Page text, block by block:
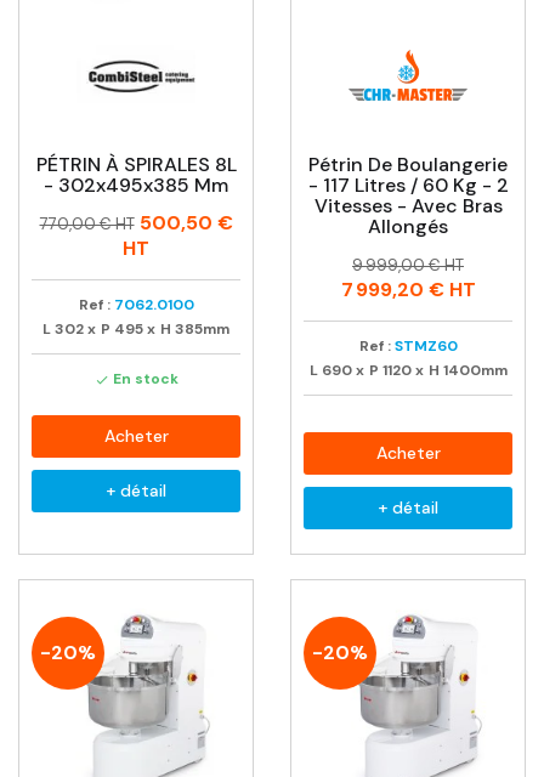
PÉTRIN À SPIRALES 8L
- 302x495x385 Mm
Prix
Prix
770,00 € HT 500,50 €
HT
Ref : 7062.0100
L302x P 495x H 385mm
 En stock
Acheter
+ détail
Pétrin De Boulangerie
- 117 Litres / 60 Kg - 2
Vitesses - Avec Bras
Allongés
Prix
Prix
habituel
9 999,00 € HT
7 999,20 €HT
Ref : STMZ60
L 690 x P 1120 x H 1400mm
Acheter
+ détail
-20% -20%